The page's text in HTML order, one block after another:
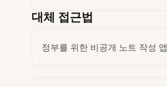
대체 접근법
정부를 위한 비공개 노트 작성 앱